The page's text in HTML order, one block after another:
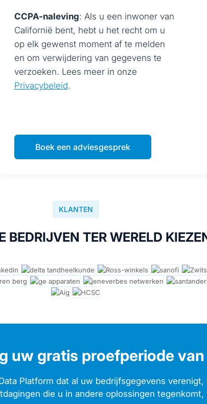
CCPA-naleving: Als u een inwoner van
Californië bent, hebt u het recht om u
op elk gewenst moment af te melden
en om verwijdering van gegevens te
verzoeken. Lees meer in onze
Privacybeleid.
Boek een adviesgesprek
KLANTEN
BEDRIJVEN TER WERELD
uw gratis proefperiode
Platform dat al uw bedrijfsgegevens
die u in andere oplossingen